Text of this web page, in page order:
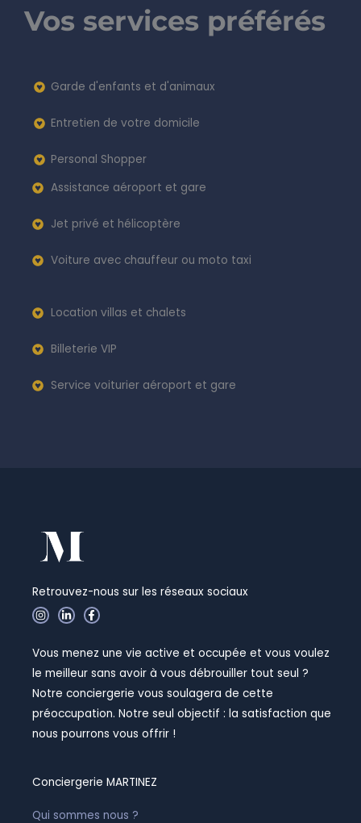
Vos services préférés
Garde d'enfants et d'animaux
Entretien de votre domicile
Personal Shopper
Assistance aéroport et gare
Jet privé et hélicoptère
Voiture avec chauffeur ou moto taxi
Location villas et chalets
Billeterie VIP
Service voiturier aéroport et gare
Retrouvez-nous sur les réseaux sociaux
I
n
a
r
m
L
i
e
i
-
n
F
a
b
o
k
-
f
Vous menez une vie active et occupée et vous voulez
le meilleur sans avoir à vous débrouiller tout seul ?
Notre conciergerie vous soulagera de cette
préoccupation. Notre seul objectif : la satisfaction que
nous pourrons vous offrir !
Conciergerie MARTINEZ
Qui sommes nous ?